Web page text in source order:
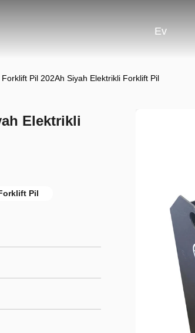
Ev
Pil 202Ah Siyah Elektrikli Forklift Pil
Elektrikli
Pil